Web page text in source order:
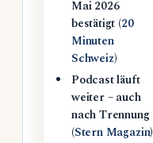
Mai 2026
bestätigt (20
Minuten
Schweiz)
Podcast läuft
weiter – auch
nach Trennung
(Stern Magazin)